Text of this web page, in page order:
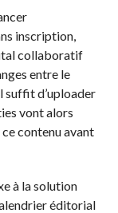
inscription,
collaboratif
entre le
suffit d’uploader
vont alors
contenu avant
à la solution
éditorial